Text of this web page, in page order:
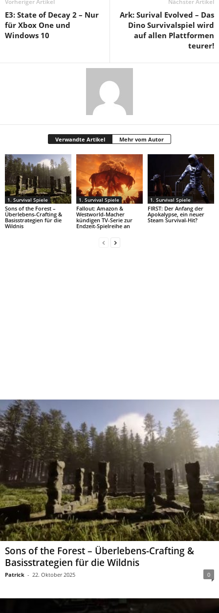
E3: State of Decay 2 – Nur
für Xbox One und
Windows 10
Ark: Surival Evolved – Das
Dino Survivalspiel wird
auf allen Plattformen
teurer!
Verwandte Artikel Mehr vom Autor
1. Survival Spiele
Sons of the Forest –
Überlebens-Crafting &
Basisstrategien für die
Wildnis
1. Survival Spiele
Fallout: Amazon &
Westworld-Macher
kündigen TV-Serie zur
Endzeit-Spielreihe an
1. Survival Spiele
FIRST: Der Anfang der
Apokalypse, ein neuer
Steam Survival-Hit?
Sons of the Forest – Überlebens-Crafting &
Basisstrategien für die Wildnis
Patrick - 22. Oktober 2025 0